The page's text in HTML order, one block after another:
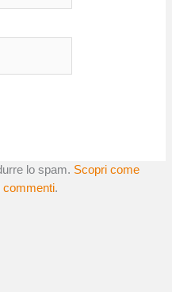
lo spam. Scopri come
commenti.